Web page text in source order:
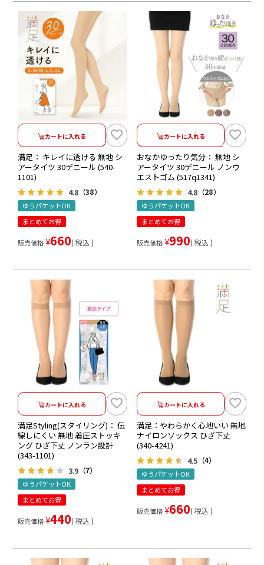
カートに入れる
満足： キレイに透ける 無地 シ
アータイツ 30デニール (540-
1101)
4.8 （38）
ゆうパケットOK
まとめてお得
販売価格 ¥660 税込
カートに入れる
おなかゆったり気分： 無地 シ
アータイツ 30デニール ノンウ
エストゴム (517q1341)
4.8 （28）
ゆうパケットOK
まとめてお得
販売価格 ¥990 税込
カートに入れる
満足Styling(スタイリング)： 伝
線しにくい 無地 着圧ストッキ
ング ひざ下丈 ノンラン設計
(343-1101)
3.9 （7）
ゆうパケットOK
まとめてお得
販売価格 ¥440 税込
カートに入れる
満足：やわらかく心地いい 無地
ナイロンソックス ひざ下丈
(340-4241)
4.5 （4）
ゆうパケットOK
まとめてお得
販売価格 ¥660 税込